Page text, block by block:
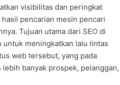
visibilitas dan peringkat
pencarian mesin pencari
Tujuan utama dari SEO di
untuk meningkatkan lalu lintas
web tersebut, yang pada
banyak prospek, pelanggan,